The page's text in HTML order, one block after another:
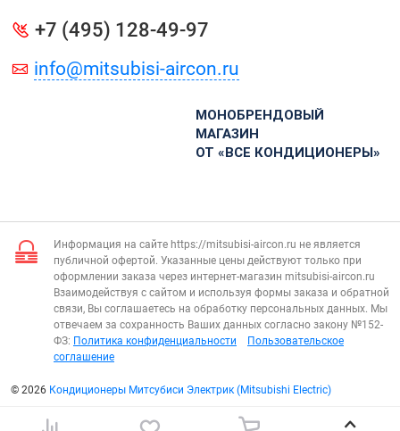
+7 (495) 128-49-97
info@mitsubisi-aircon.ru
МОНОБРЕНДОВЫЙ
МАГАЗИН
ОТ «ВСЕ КОНДИЦИОНЕРЫ»
Информация на сайте https://mitsubisi-aircon.ru не является
публичной офертой. Указанные цены действуют только при
оформлении заказа через интернет-магазин mitsubisi-aircon.ru
Взаимодействуя с сайтом и используя формы заказа и обратной
связи, Вы соглашаетесь на обработку персональных данных. Мы
отвечаем за сохранность Ваших данных согласно закону №152-
ФЗ: Политика конфиденциальности
Пользовательское
соглашение
© 2026 Кондиционеры Митсубиси Электрик (Mitsubishi Electric)